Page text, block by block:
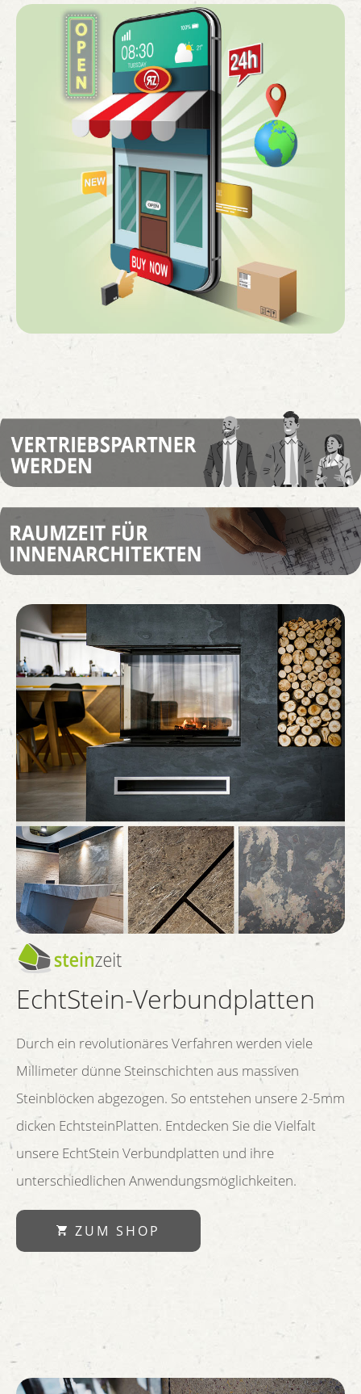
EchtStein-Verbundplatten
Durch ein revolutionäres Verfahren werden viele
Millimeter dünne Steinschichten aus massiven
Steinblöcken abgezogen. So entstehen unsere 2-5mm
dicken EchtsteinPlatten. Entdecken Sie die Vielfalt
unsere EchtStein Verbundplatten und ihre
unterschiedlichen Anwendungsmöglichkeiten.
ZUM SHOP